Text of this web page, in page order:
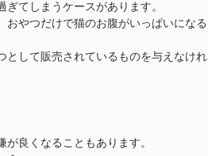
てしまうケースがあります。
やつだけで猫のお腹がいっぱいになる
として販売されているものを与えなけれ
良くなることもあります。